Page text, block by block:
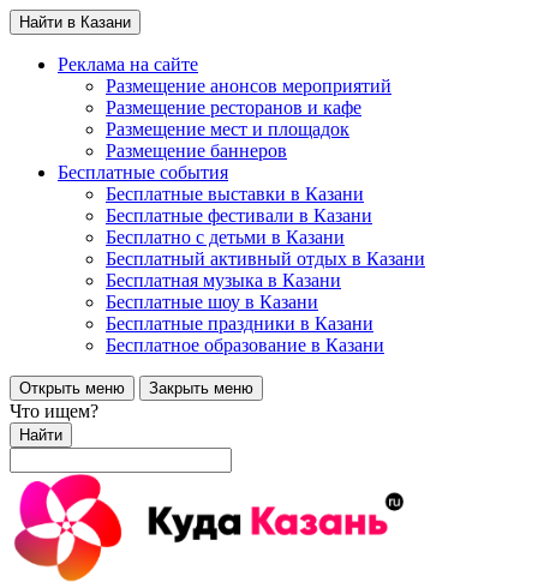
Найти в Казани
Реклама на сайте
Размещение анонсов мероприятий
Размещение ресторанов и кафе
Размещение мест и площадок
Размещение баннеров
Бесплатные события
Бесплатные выставки в Казани
Бесплатные фестивали в Казани
Бесплатно с детьми в Казани
Бесплатный активный отдых в Казани
Бесплатная музыка в Казани
Бесплатные шоу в Казани
Бесплатные праздники в Казани
Бесплатное образование в Казани
Открыть меню Закрыть меню
Что ищем?
Найти